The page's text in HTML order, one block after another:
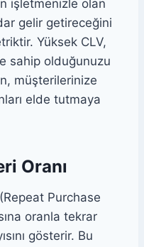
işletmenizle olan
gelir getireceğini
Yüksek CLV,
sahip olduğunuzu
müşterilerinize
elde tutmaya
Oranı
Purchase
oranla tekrar
gösterir. Bu